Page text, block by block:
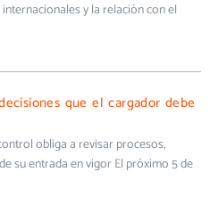
y la relación con el
que el cargador debe
obliga a revisar procesos,
su entrada en vigor El próximo 5 de